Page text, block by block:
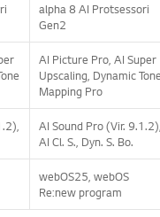
alpha 8 AI Protsessori
Gen2
AI Picture Pro, AI Super
Upscaling, Dynamic
Mapping Pro
AI Sound Pro (Vir.
AI Cl. S., Dyn. S. Bo.
webOS25, webOS
Re:new program